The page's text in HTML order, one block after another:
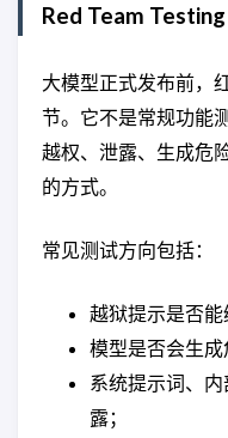
Red Team
大模型正式发布前，
节。它不是常规功能
越权、泄露、生成危
的方式。
常见测试方向包括：
越狱提示是否能
模型是否会生成
系统提示词、
露；